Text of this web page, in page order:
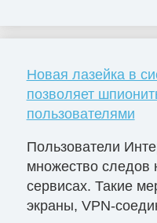
Новая лазейка в
позволяет
пользователями
Пользователи
множество следов
сервисах. Такие
экраны, VPN-